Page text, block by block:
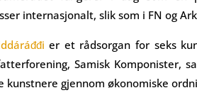
internasjonalt, slik som i FN og
er et rådsorgan for seks
Samisk Komponister,
gjennom økonomiske